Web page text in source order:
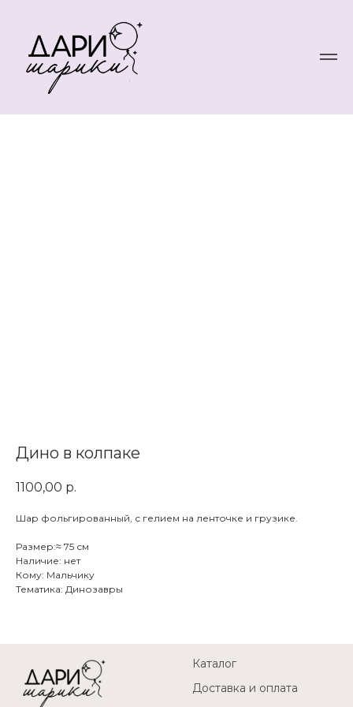
Дино в колпаке
1100,00 р.
Шар фольгированный, с гелием на ленточке и грузике.
Размер:≈ 75 см
Наличие: нет
Кому: Мальчику
Тематика: Динозавры
Каталог
Доставка и оплата